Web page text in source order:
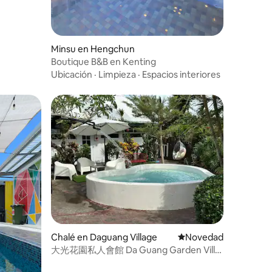
Minsu en Hengchun
Boutique B&B en Kenting
Ubicación · Limpieza · Espacios interiores
Chalé en Daguang Village Lugar para
Novedad
大光花園私人會館 Da Guang Garden Villa